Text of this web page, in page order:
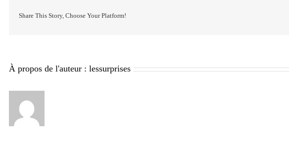
Share This Story, Choose Your Platform!
À propos de l'auteur : lessurprises